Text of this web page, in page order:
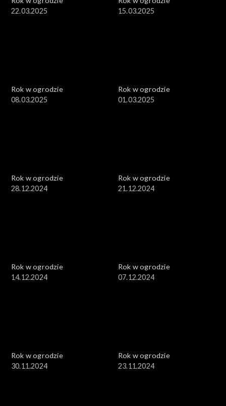
22.03.2025
15.03.2025
Rok w ogrodzie
08.03.2025
Rok w ogrodzie
01.03.2025
Rok w ogrodzie
28.12.2024
Rok w ogrodzie
21.12.2024
Rok w ogrodzie
14.12.2024
Rok w ogrodzie
07.12.2024
Rok w ogrodzie
30.11.2024
Rok w ogrodzie
23.11.2024